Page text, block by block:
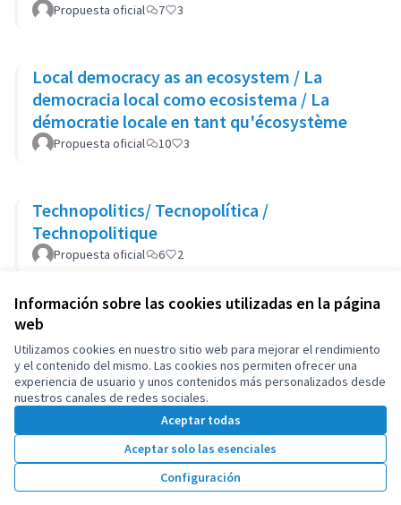
Información sobre las cookies utilizadas en la página
web
Utilizamos cookies en nuestro sitio web para mejorar el rendimiento
y el contenido del mismo. Las cookies nos permiten ofrecer una
experiencia de usuario y unos contenidos más personalizados desde
nuestros canales de redes sociales.
Aceptar todas
Aceptar solo las esenciales
Configuración
Propuesta oficial 7 3
Local democracy as an ecosystem / La
democracia local como ecosistema / La
démocratie locale en tant qu'écosystème
Propuesta oficial 10 3
Technopolitics/ Tecnopolítica /
Technopolitique
Propuesta oficial 6 2
Términos y condiciones de uso
Configuración de cookies
OIDP en X
(Enlace externo)
OIDP en Facebook
(Enlace externo)
OIDP en YouTube
(Enlace externo)
Castellano
Choose languageChoisir la langueElegir el idioma
Web creada consoftware libre .
Con licencia
(Enlace